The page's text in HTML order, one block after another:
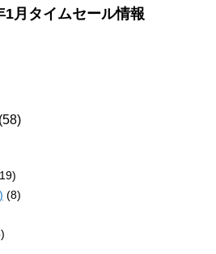
1月タイムセール情報
(58)
(8)